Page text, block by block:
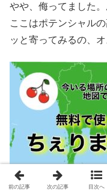
やや、侮ってました。
ここはポテンシャル
ッと寄ってみるの、
⬆︎をクリックすると
前の記事 次の記事 目次へ